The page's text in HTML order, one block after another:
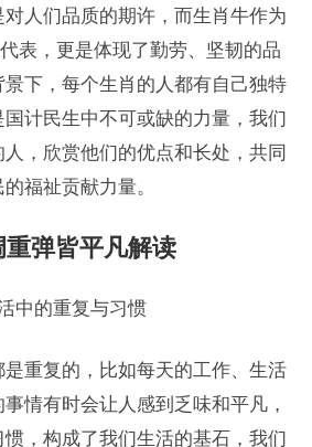
人们品质的期许，而生肖牛作为
表，更是体现了勤劳、坚韧的品
下，每个生肖的人都有自己独特
计民生中不可或缺的力量，我们
，欣赏他们的优点和长处，共同
福祉贡献力量。
弹皆平凡解读
中的重复与习惯
重复的，比如每天的工作、生活
情有时会让人感到乏味和平凡，
，构成了我们生活的基石，我们